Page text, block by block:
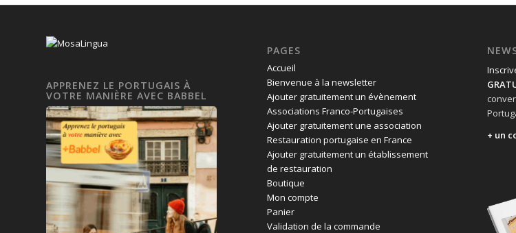
APPRENEZ LE PORTUGAIS À
VOTRE MANIÈRE AVEC BABBEL
PAGES
Accueil
Bienvenue à la newsletter
Ajouter gratuitement un évènement
Associations Franco-Portugaises
Ajouter gratuitement une association
Restauration portugaise en France
Ajouter gratuitement un établissement
de restauration
Boutique
Mon compte
Panier
Validation de la commande
+ un